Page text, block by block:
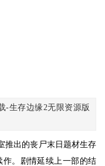
-生存边缘2无限资源版
推出的丧尸末日题材生存
。剧情延续上一部的结